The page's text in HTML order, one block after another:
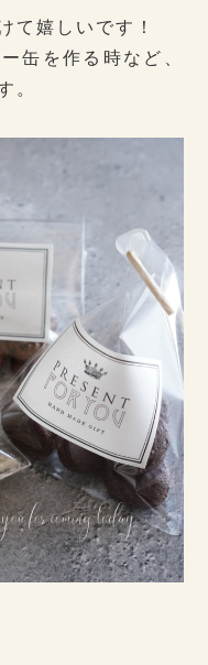
て嬉しいです！
缶を作る時など、
。